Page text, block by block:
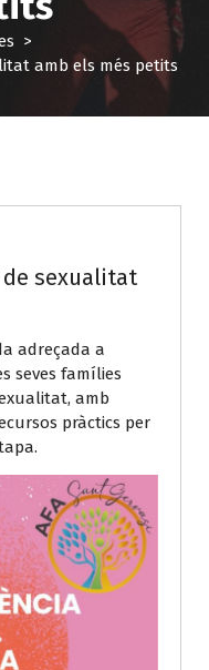
>
amb els més petits
de sexualitat
adreçada a
seves famílies
amb
pràctics per